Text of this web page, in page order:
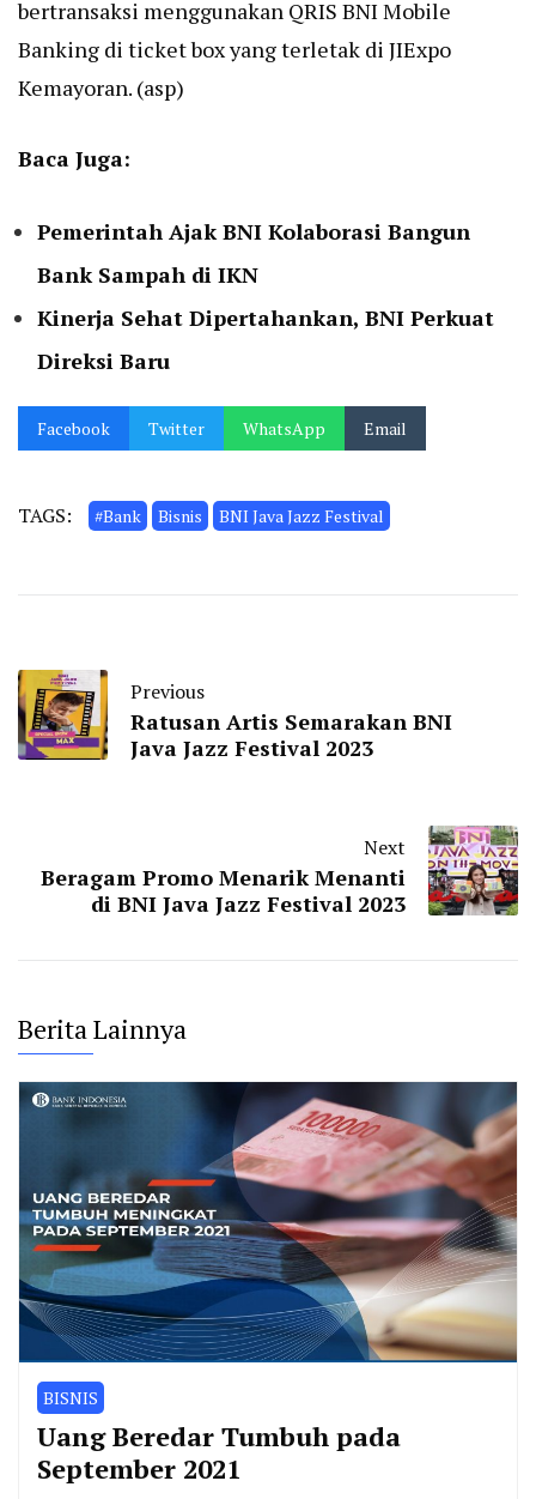
bertransaksi menggunakan QRIS BNI Mobile
Banking di ticket box yang terletak di JIExpo
Kemayoran. (asp)
Baca Juga:
Pemerintah Ajak BNI Kolaborasi Bangun
Bank Sampah di IKN
Kinerja Sehat Dipertahankan, BNI Perkuat
Direksi Baru
Facebook Twitter WhatsApp Email
TAGS: #Bank Bisnis BNI Java Jazz Festival
Previous
Ratusan Artis Semarakan BNI
Java Jazz Festival 2023
Next
Beragam Promo Menarik Menanti
di BNI Java Jazz Festival 2023
Berita Lainnya
BISNIS
Uang Beredar Tumbuh pada
September 2021